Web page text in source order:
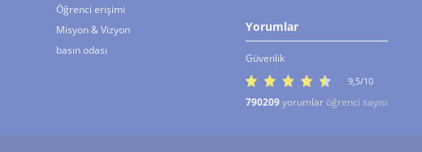
Öğrenci erişimi
Misyon & Vizyon
basın odası
Yorumlar
Güvenlik
9,5/10
790209yorumlar öğrenci sayısı